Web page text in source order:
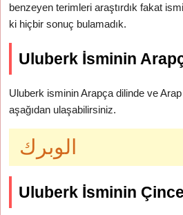
benzeyen terimleri araştırdık fakat
ki hiçbir sonuç bulamadık.
Uluberk İsminin
Uluberk isminin Arapça dilinde ve Arap
aşağıdan ulaşabilirsiniz.
الوبرك
Uluberk İsminin Çince